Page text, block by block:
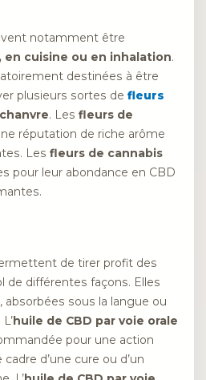
notamment être
cuisine ou en inhalation.
destinées à être
plusieurs sortes de fleurs
. Les fleurs de
réputation de riche arôme
Les fleurs de cannabis
pour leur abondance en CBD
de tirer profit des
de différentes façons. Elles
sous la langue ou
huile de CBD par voie orale
pour une action
d’une cure ou d’un